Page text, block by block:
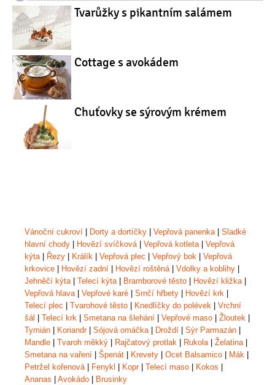
Tvarůžky s pikantním salámem
Cottage s avokádem
Chuťovky se sýrovým krémem
Vánoční cukroví | Dorty a dortíčky | Vepřová panenka | Sladké
hlavní chody | Hovězí svíčková | Vepřová kotleta | Vepřová
kýta | Řezy | Králík | Vepřová plec | Vepřový bok | Vepřová
krkovice | Hovězí zadní | Hovězí roštěná | Vdolky a koblihy |
Jehněčí kýta | Telecí kýta | Bramborové těsto | Hovězí kližka |
Vepřová hlava | Vepřové karé | Srnčí hřbety | Hovězí krk |
Telecí plec | Tvarohové těsto | Knedlíčky do polévek | Vrchní
šál | Telecí krk | Smetana na šlehání | Vepřové maso | Žloutek |
Tymián | Koriandr| Sójová omáčka | Droždí | Sýr Parmazán |
Mandle | Tvaroh měkký | Rajčatový protlak | Rukola | Želatina |
Smetana na vaření | Špenát | Krevety | Ocet Balsamico | Mák |
Petržel kořenová | Fenykl | Kopr| Telecí maso | Kokos |
Ananas | Avokádo | Brusinky